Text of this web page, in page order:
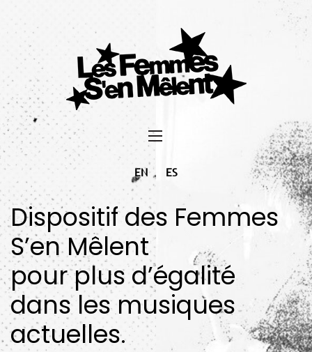
EN ES
Dispositif des Femmes
S’en Mêlent
pour plus d’égalité
dans les musiques
actuelles.